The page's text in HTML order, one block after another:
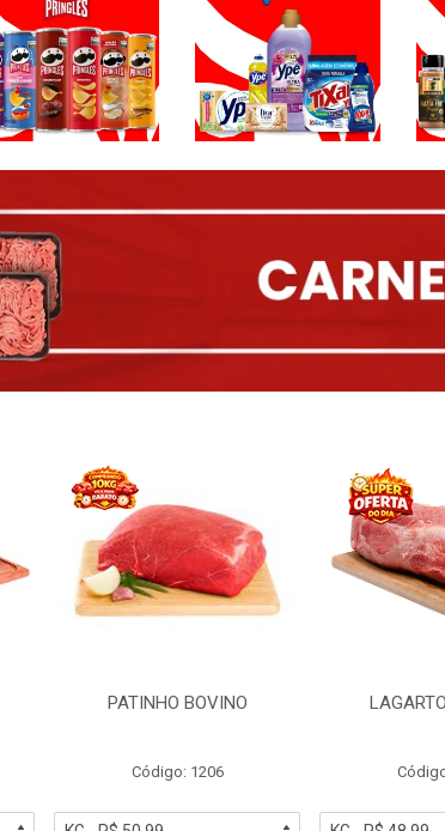
PATINHO BOVINO
Código: 1206